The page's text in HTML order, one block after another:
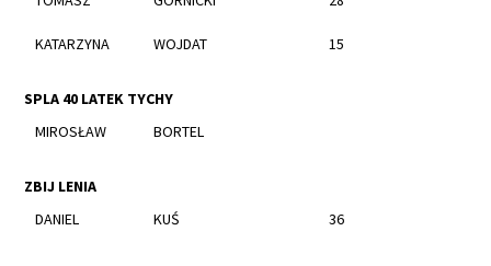
KATARZYNA WOJDAT 15
SPLA 40 LATEK TYCHY
MIROSŁAW
BORTEL
ZBIJ LENIA
DANIEL
KUŚ 36